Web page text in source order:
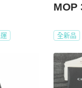
MOP
全新品